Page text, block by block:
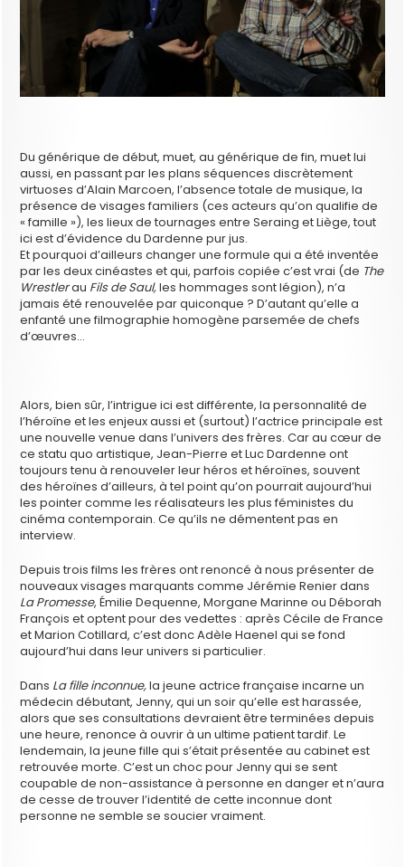
Du générique de début, muet, au générique de fin, muet lui
aussi, en passant par les plans séquences discrètement
virtuoses d’Alain Marcoen, l’absence totale de musique, la
présence de visages familiers (ces acteurs qu’on qualifie de
« famille »), les lieux de tournages entre Seraing et Liège, tout
ici est d’évidence du Dardenne pur jus.
Et pourquoi d’ailleurs changer une formule qui a été inventée
par les deux cinéastes et qui, parfois copiée c’est vrai (de The
Wrestlerau Fils de Saul,les hommages sont légion), n’a
jamais été renouvelée par quiconque ? D’autant qu’elle a
enfanté une filmographie homogène parsemée de chefs
d’œuvres…
Alors, bien sûr, l’intrigue ici est différente, la personnalité de
l’héroïne et les enjeux aussi et (surtout) l’actrice principale est
une nouvelle venue dans l’univers des frères. Car au cœur de
ce statu quo artistique, Jean-Pierre et Luc Dardenne ont
toujours tenu à renouveler leur héros et héroïnes, souvent
des héroïnes d’ailleurs, à tel point qu’on pourrait aujourd’hui
les pointer comme les réalisateurs les plus féministes du
cinéma contemporain. Ce qu’ils ne démentent pas en
interview.
Depuis trois films les frères ont renoncé à nous présenter de
nouveaux visages marquants comme Jérémie Renier dans
La Promesse, Émilie Dequenne, Morgane Marinne ou Déborah
François et optent pour des vedettes : après Cécile de France
et Marion Cotillard, c’est donc Adèle Haenel qui se fond
aujourd’hui dans leur univers si particulier.
Dans La fille inconnue,la jeune actrice française incarne un
médecin débutant, Jenny, qui un soir qu’elle est harassée,
alors que ses consultations devraient être terminées depuis
une heure, renonce à ouvrir à un ultime patient tardif. Le
lendemain, la jeune fille qui s’était présentée au cabinet est
retrouvée morte. C’est un choc pour Jenny qui se sent
coupable de non-assistance à personne en danger et n’aura
de cesse de trouver l’identité de cette inconnue dont
personne ne semble se soucier vraiment.